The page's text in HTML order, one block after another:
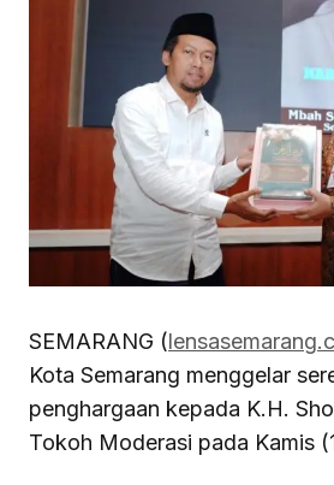
SEMARANG (
Kota Semarang menggelar
penghargaan kepada K.H.
Tokoh Moderasi pada Kamis